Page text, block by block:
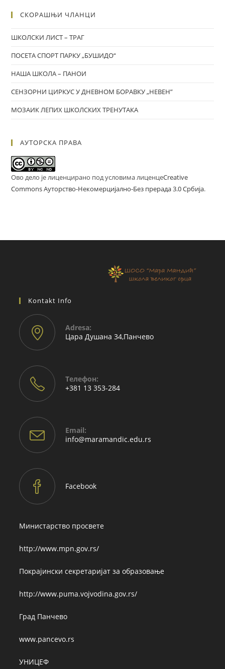
СКОРАШЊИ ЧЛАНЦИ
ШКОЛСКИ ЛИСТ – ТРАГ
ПОСЕТА СПОРТ ПАРКУ „БУШИДО“
НАША ШКОЛА – ПАНОИ
СЕНЗОРНИ ЦИРКУС У ДНЕВНОМ БОРАВКУ „НЕВЕН”
МОЗАИК ЛЕПИХ ШКОЛСКИХ ТРЕНУТАКА
АУТОРСКА ПРАВА
Ово дело је лиценцирано под условима лиценцеCreative
Commons Ауторство-Некомерцијално-Без прерада 3.0 Србија.
Kontakt Info
Adresа:
Цара Душана 34,Панчево
Телефон:
+381 13 353-284
Email:
info@maramandic.edu.rs
Facebook
Министарство просвете
http://www.mpn.gov.rs/
Покрајински секретаријат за образовање
http://www.puma.vojvodina.gov.rs/
Град Панчево
www.pancevo.rs
УНИЦЕФ